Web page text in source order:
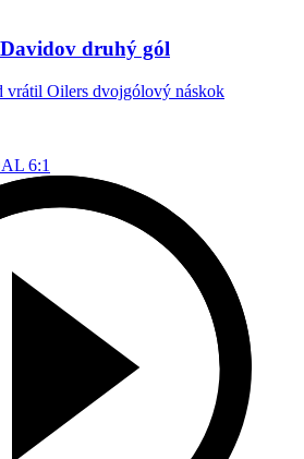
druhý gól
Oilers dvojgólový náskok